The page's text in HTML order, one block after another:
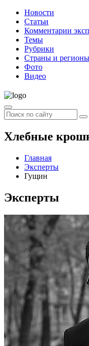
Новости
Статьи
Комментарии
Темы
Рубрики
Страны и регионы
Фото
Видео
Хлебные
Главная
Эксперты
Гущин
Эксперты